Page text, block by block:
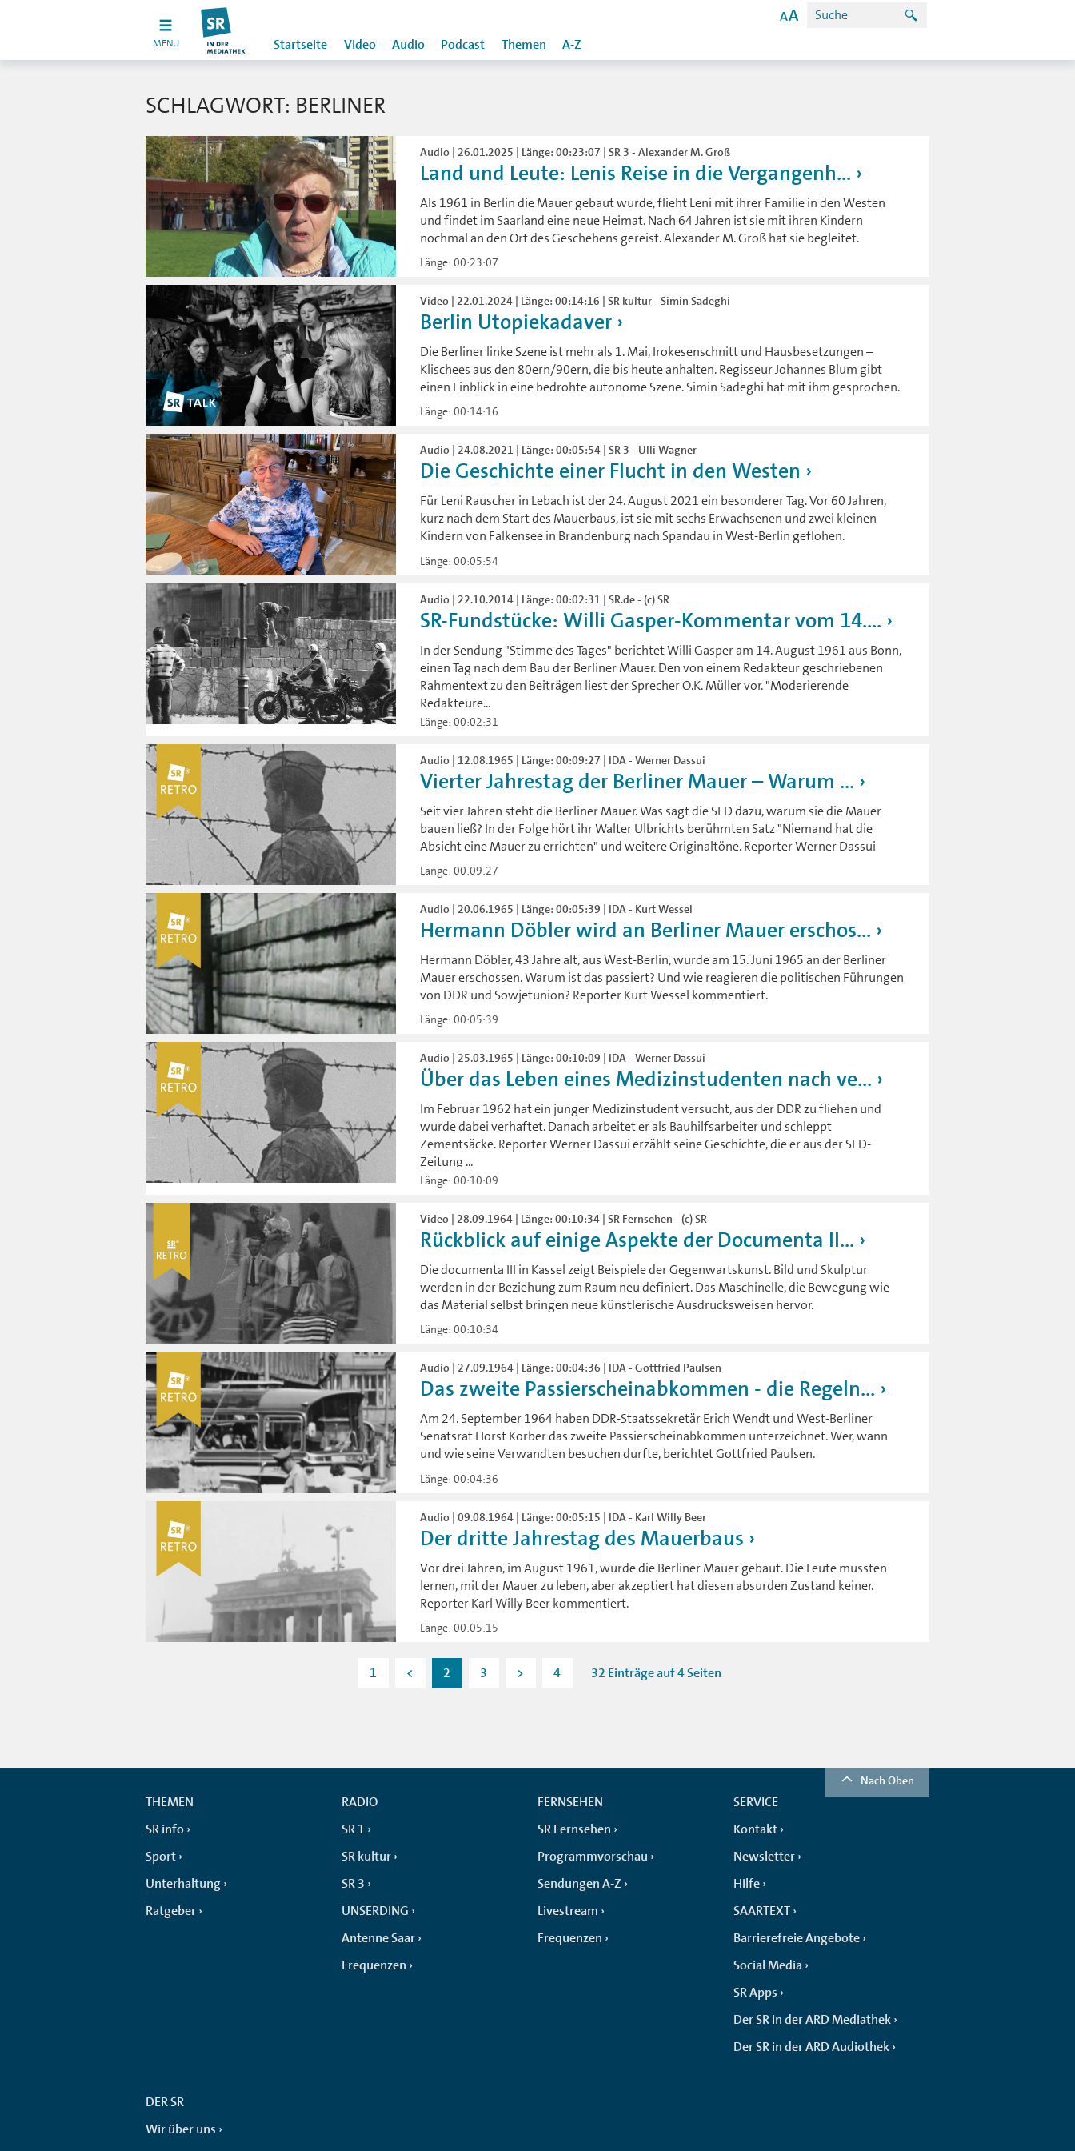
MENU Startseite Video Audio Podcast Themen A-Z
SCHLAGWORT: BERLINER
Audio | 26.01.2025 | Länge: 00:23:07 | SR 3 - Alexander M. Groß
Land und Leute: Lenis Reise in die Vergangenh...
Als 1961 in Berlin die Mauer gebaut wurde, flieht Leni mit ihrer Familie in den Westen
und findet im Saarland eine neue Heimat. Nach 64 Jahren ist sie mit ihren Kindern
nochmal an den Ort des Geschehens gereist. Alexander M. Groß hat sie begleitet.
Länge: 00:23:07
Video | 22.01.2024 | Länge: 00:14:16 | SR kultur - Simin Sadeghi
Berlin Utopiekadaver
Die Berliner linke Szene ist mehr als 1. Mai, Irokesenschnitt und Hausbesetzungen –
Klischees aus den 80ern/90ern, die bis heute anhalten. Regisseur Johannes Blum gibt
einen Einblick in eine bedrohte autonome Szene. Simin Sadeghi hat mit ihm gesprochen.
Länge: 00:14:16
Audio | 24.08.2021 | Länge: 00:05:54 | SR 3 - Ulli Wagner
Die Geschichte einer Flucht in den Westen
Für Leni Rauscher in Lebach ist der 24. August 2021 ein besonderer Tag. Vor 60 Jahren,
kurz nach dem Start des Mauerbaus, ist sie mit sechs Erwachsenen und zwei kleinen
Kindern von Falkensee in Brandenburg nach Spandau in West-Berlin geflohen.
Länge: 00:05:54
Audio | 22.10.2014 | Länge: 00:02:31 | SR.de - (c) SR
SR-Fundstücke: Willi Gasper-Kommentar vom 14....
In der Sendung "Stimme des Tages" berichtet Willi Gasper am 14. August 1961 aus Bonn,
einen Tag nach dem Bau der Berliner Mauer. Den von einem Redakteur geschriebenen
Rahmentext zu den Beiträgen liest der Sprecher O.K. Müller vor. "Moderierende
Redakteure...
Länge: 00:02:31
Audio | 12.08.1965 | Länge: 00:09:27 | IDA - Werner Dassui
Vierter Jahrestag der Berliner Mauer – Warum ...
Seit vier Jahren steht die Berliner Mauer. Was sagt die SED dazu, warum sie die Mauer
bauen ließ? In der Folge hört ihr Walter Ulbrichts berühmten Satz "Niemand hat die
Absicht eine Mauer zu errichten" und weitere Originaltöne. Reporter Werner Dassui
Länge: 00:09:27
Audio | 20.06.1965 | Länge: 00:05:39 | IDA - Kurt Wessel
Hermann Döbler wird an Berliner Mauer erschos...
Hermann Döbler, 43 Jahre alt, aus West-Berlin, wurde am 15. Juni 1965 an der Berliner
Mauer erschossen. Warum ist das passiert? Und wie reagieren die politischen Führungen
von DDR und Sowjetunion? Reporter Kurt Wessel kommentiert.
Länge: 00:05:39
Audio | 25.03.1965 | Länge: 00:10:09 | IDA - Werner Dassui
Über das Leben eines Medizinstudenten nach ve...
Im Februar 1962 hat ein junger Medizinstudent versucht, aus der DDR zu fliehen und
wurde dabei verhaftet. Danach arbeitet er als Bauhilfsarbeiter und schleppt
Zementsäcke. Reporter Werner Dassui erzählt seine Geschichte, die er aus der SED-
Zeitung ...
Länge: 00:10:09
Video | 28.09.1964 | Länge: 00:10:34 | SR Fernsehen - (c) SR
Rückblick auf einige Aspekte der Documenta II...
Die documenta III in Kassel zeigt Beispiele der Gegenwartskunst. Bild und Skulptur
werden in der Beziehung zum Raum neu definiert. Das Maschinelle, die Bewegung wie
das Material selbst bringen neue künstlerische Ausdrucksweisen hervor.
Länge: 00:10:34
Audio | 27.09.1964 | Länge: 00:04:36 | IDA - Gottfried Paulsen
Das zweite Passierscheinabkommen - die Regeln...
Am 24. September 1964 haben DDR-Staatssekretär Erich Wendt und West-Berliner
Senatsrat Horst Korber das zweite Passierscheinabkommen unterzeichnet. Wer, wann
und wie seine Verwandten besuchen durfte, berichtet Gottfried Paulsen.
Länge: 00:04:36
Audio | 09.08.1964 | Länge: 00:05:15 | IDA - Karl Willy Beer
Der dritte Jahrestag des Mauerbaus
Vor drei Jahren, im August 1961, wurde die Berliner Mauer gebaut. Die Leute mussten
lernen, mit der Mauer zu leben, aber akzeptiert hat diesen absurden Zustand keiner.
Reporter Karl Willy Beer kommentiert.
Länge: 00:05:15
1 < 2 3 > 4 32 Einträge auf 4 Seiten
Nach Oben
THEMEN
SR info
Sport
Unterhaltung
Ratgeber
RADIO
SR 1
SR kultur
SR 3
UNSERDING
Antenne Saar
Frequenzen
FERNSEHEN
SR Fernsehen
Programmvorschau
Sendungen A-Z
Livestream
Frequenzen
SERVICE
Kontakt
Newsletter
Hilfe
SAARTEXT
Barrierefreie Angebote
Social Media
SR Apps
Der SR in der ARD Mediathek
Der SR in der ARD Audiothek
DER SR
Wir über uns